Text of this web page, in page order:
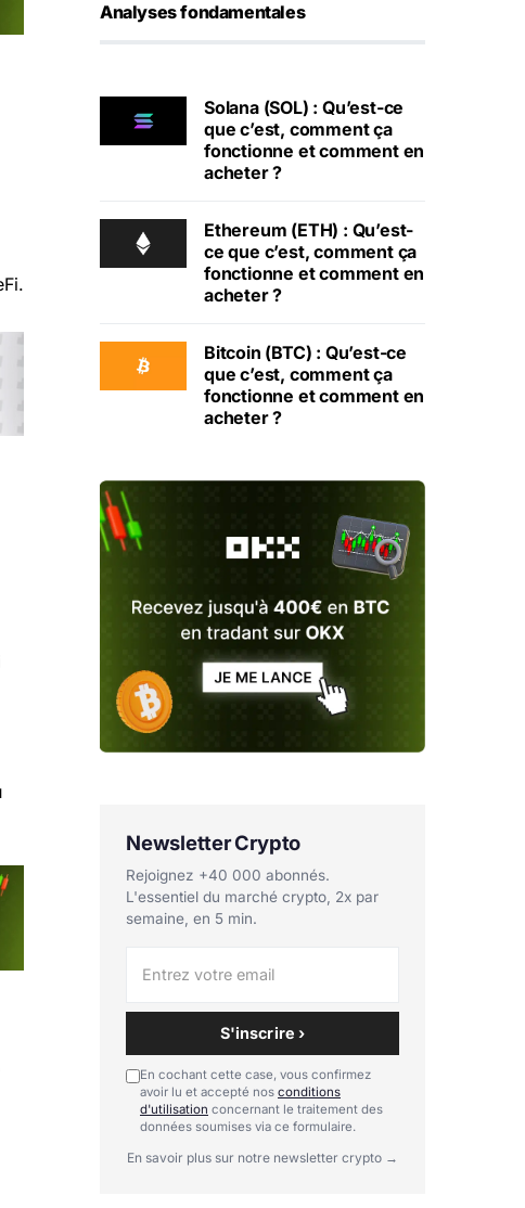
Analyses fondamentales
Solana (SOL) : Qu’est-ce
que c’est, comment ça
fonctionne et comment en
acheter ?
Ethereum (ETH) : Qu’est-
ce que c’est, comment ça
fonctionne et comment en
acheter ?
Bitcoin (BTC) : Qu’est-ce
que c’est, comment ça
fonctionne et comment en
acheter ?
Newsletter Crypto
Rejoignez +40 000 abonnés.
L'essentiel du marché crypto, 2x par
semaine, en 5 min.
S'inscrire ›
En cochant cette case, vous confirmez
avoir lu et accepté nos conditions
d'utilisation concernant le traitement des
données soumises via ce formulaire.
En savoir plus sur notre newsletter crypto →